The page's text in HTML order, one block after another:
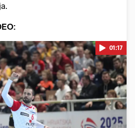
Pokretanje videa...
01:17